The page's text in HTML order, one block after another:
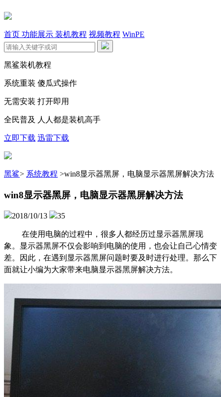
首页 功能展示 装机教程 视频教程 WinPE
黑鲨装机教程
系统重装 傻瓜式操作
无需安装 打开即用
全民普及 人人都是装机高手
立即下载 迅雷下载
黑鲨> 系统教程 >win8显示器黑屏，电脑显示器黑屏解决方法
win8显示器黑屏，电脑显示器黑屏解决方法
2018/10/13 35
在使用电脑的过程中，很多人都经历过显示器黑屏现
象。显示器黑屏不仅会影响到电脑的使用，也会让自己心情变
差。因此，在遇到显示器黑屏问题时要及时进行处理。那么下
面就让小编为大家带来电脑显示器黑屏解决方法。